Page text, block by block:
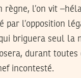
règne, l’on vit
par l’opposition
briguera seul la
durant toutes
incontesté.